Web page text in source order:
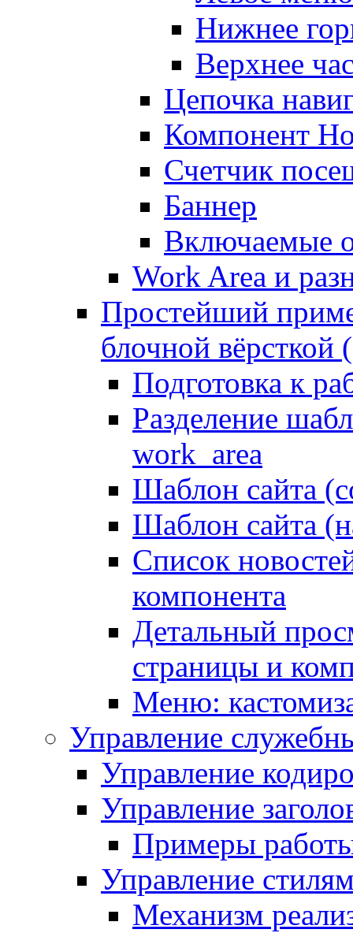
Нижнее
Верхнее
Цепочка
Компонент
Счетчик
Баннер
Включаемые
Work Area и
Простейший
блочной вёрсткой
Подготовка к
Разделение
work_area
Шаблон сайта
Шаблон сайта
Список
компонента
Детальный
страницы и
Меню:
Управление
Управление
Управление
Примеры
Управление
Механизм